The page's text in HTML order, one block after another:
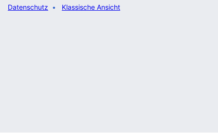
Datenschutz
Klassische Ansicht